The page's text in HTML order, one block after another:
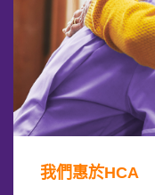
我們惠於HCA